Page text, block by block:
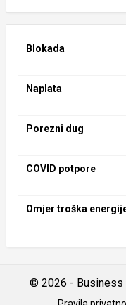
Blokada
Naplata
Porezni dug
COVID potpore
Omjer troška
© 2026 - Business